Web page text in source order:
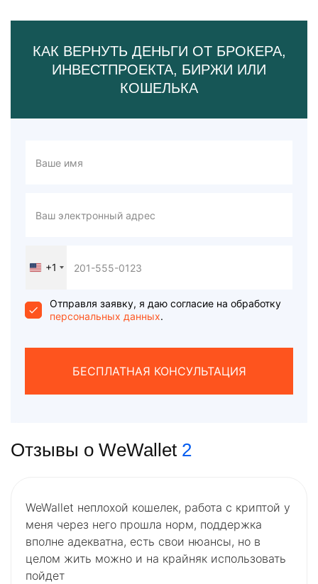
КАК ВЕРНУТЬ ДЕНЬГИ ОТ БРОКЕРА,
ИНВЕСТПРОЕКТА, БИРЖИ ИЛИ
КОШЕЛЬКА
United
+1
+1
Отправля заявку, я даю согласие на обработку
персональных данных.
БЕСПЛАТНАЯ КОНСУЛЬТАЦИЯ
Отзывы о WeWallet 2
WeWallet неплохой кошелек, работа с криптой у
меня через него прошла норм, поддержка
вполне адекватна, есть свои нюансы, но в
целом жить можно и на крайняк использовать
пойдет